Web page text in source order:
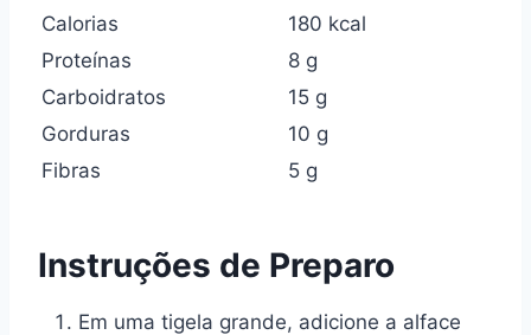
Calorias
180 kcal
Proteínas
8 g
Carboidratos
15 g
Gorduras
10 g
Fibras
5 g
Instruções de Preparo
Em uma tigela grande, adicione a alface